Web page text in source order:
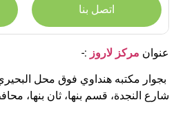
اتصل بنا
عنوان مركز لاروز :-
بجوار مكتبه هنداوي فوق محل
شارع النجدة، قسم بنها، ثان بنها،